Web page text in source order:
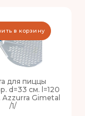
для пиццы
d=33 см. l=120
Gimetal
/1/
в корзину